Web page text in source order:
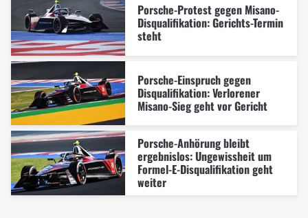
Porsche-Protest gegen Misano-
Disqualifikation: Gerichts-Termin
steht
Porsche-Einspruch gegen
Disqualifikation: Verlorener
Misano-Sieg geht vor Gericht
Porsche-Anhörung bleibt
ergebnislos: Ungewissheit um
Formel-E-Disqualifikation geht
weiter